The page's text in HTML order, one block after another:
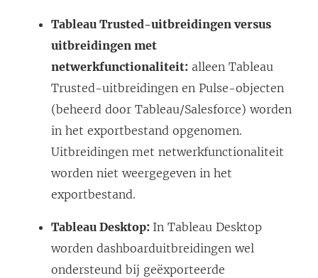
Tableau Trusted-uitbreidingen versus
uitbreidingen met
netwerkfunctionaliteit: alleen Tableau
Trusted-uitbreidingen en Pulse-objecten
(beheerd door Tableau/Salesforce) worden
in het exportbestand opgenomen.
Uitbreidingen met netwerkfunctionaliteit
worden niet weergegeven in het
exportbestand.
Tableau Desktop: In Tableau Desktop
worden dashboarduitbreidingen wel
ondersteund bij geëxporteerde